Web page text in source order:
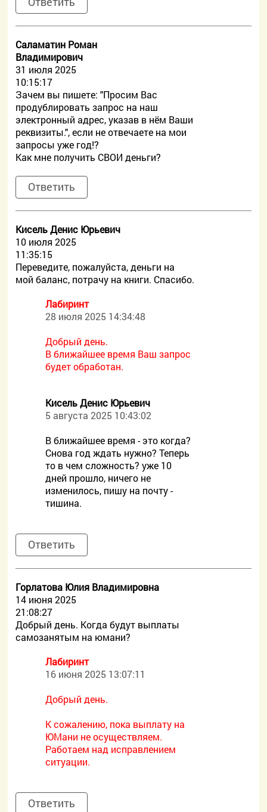
Саламатин Роман
Владимирович
31 июля 2025
10:15:17
Зачем вы пишете: "Просим Вас
продублировать запрос на наш
электронный адрес, указав в нём Ваши
реквизиты.", если не отвечаете на мои
запросы уже год!?
Как мне получить СВОИ деньги?
Ответить
Кисель Денис Юрьевич
10 июля 2025
11:35:15
Переведите, пожалуйста, деньги на
мой баланс, потрачу на книги. Спасибо.
Лабиринт
28 июля 2025 14:34:48
Добрый день.
В ближайшее время Ваш запрос
будет обработан.
Кисель Денис Юрьевич
5 августа 2025 10:43:02
В ближайшее время - это когда?
Снова год ждать нужно? Теперь
то в чем сложность? уже 10
дней прошло, ничего не
изменилось, пишу на почту -
тишина.
Ответить
Горлатова Юлия Владимировна
14 июня 2025
21:08:27
Добрый день. Когда будут выплаты
самозанятым на юмани?
Лабиринт
16 июня 2025 13:07:11
Добрый день.
К сожалению, пока выплату на
ЮМани не осуществляем.
Работаем над исправлением
ситуации.
Ответить